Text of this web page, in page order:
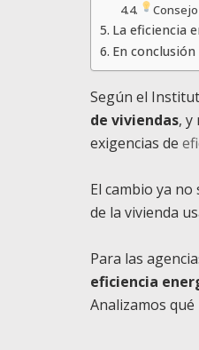
La eficiencia
En conclusión
Según el
de viviendas, y
exigencias de
El cambio ya
de la vivienda
Para las
eficiencia
Analizamos